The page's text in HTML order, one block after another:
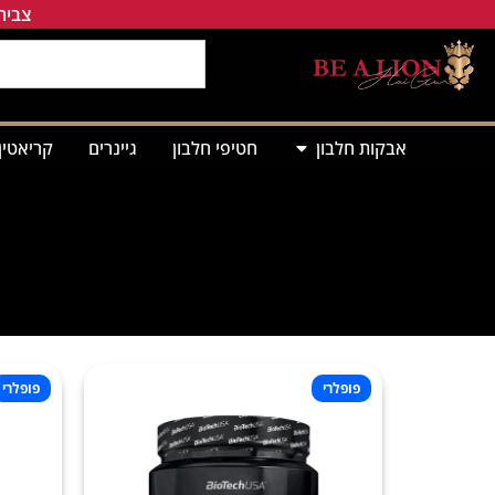
אבקות חלבון חטיפי חלבון גיינרים
פופלרי פופלרי